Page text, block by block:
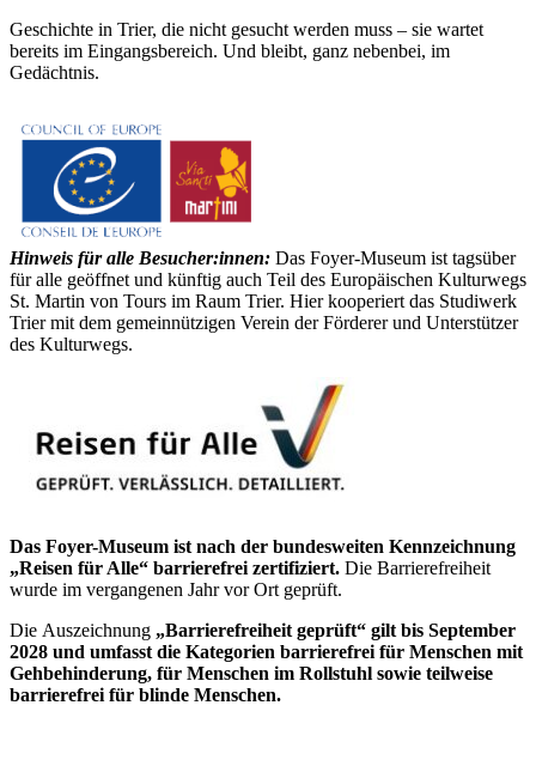
Geschichte in Trier, die nicht gesucht werden muss – sie wartet
bereits im Eingangsbereich. Und bleibt, ganz nebenbei, im
Gedächtnis.
Hinweis für alle Besucher:innen: Das Foyer-Museum ist tagsüber
für alle geöffnet und künftig auch Teil des Europäischen Kulturwegs
St. Martin von Tours im Raum Trier. Hier kooperiert das Studiwerk
Trier mit dem gemeinnützigen Verein der Förderer und Unterstützer
des Kulturwegs.
Das Foyer-Museum ist nach der bundesweiten Kennzeichnung
„Reisen für Alle“ barrierefrei zertifiziert. Die Barrierefreiheit
wurde im vergangenen Jahr vor Ort geprüft.
Die Auszeichnung „Barrierefreiheit geprüft“ gilt bis September
2028 und umfasst die Kategorien barrierefrei für Menschen mit
Gehbehinderung, für Menschen im Rollstuhl sowie teilweise
barrierefrei für blinde Menschen.